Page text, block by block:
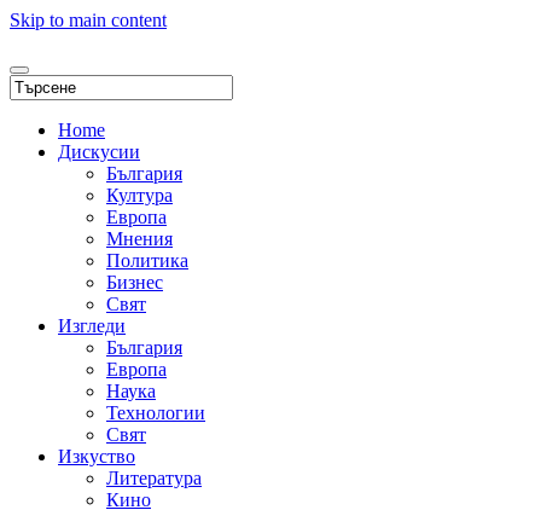
Skip to main content
Home
Дискусии
България
Култура
Европа
Мнения
Политика
Бизнес
Свят
Изгледи
България
Европа
Наука
Технологии
Свят
Изкуство
Литература
Кино